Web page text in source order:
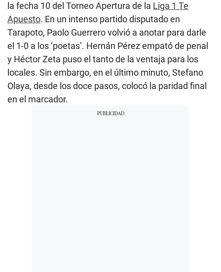
la fecha 10 del Torneo Apertura de la Liga 1 Te
Apuesto. En un intenso partido disputado en
Tarapoto, Paolo Guerrero volvió a anotar para darle
el 1-0 a los ‘poetas’. Hernán Pérez empató de penal
y Héctor Zeta puso el tanto de la ventaja para los
locales. Sin embargo, en el último minuto, Stefano
Olaya, desde los doce pasos, colocó la paridad final
en el marcador.